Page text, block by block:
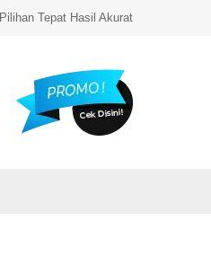
Pilihan Tepat Hasil Akurat